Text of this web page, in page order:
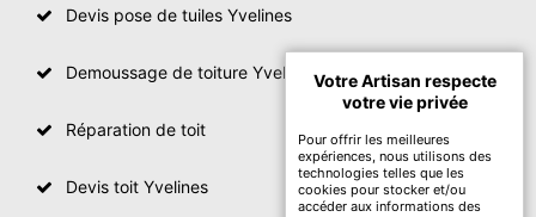
Devis pose de tuiles Yvelines
Demoussage de toiture Yvelines
Réparation de toit
Devis toit Yvelines
Votre Artisan respecte
votre vie privée
Pour offrir les meilleures
expériences, nous utilisons des
technologies telles que les
cookies pour stocker et/ou
accéder aux informations des